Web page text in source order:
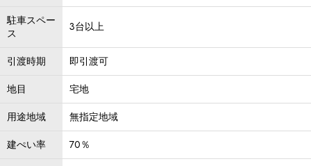
駐車スペー
ス
3台以上
引渡時期
即引渡可
地目
宅地
用途地域
無指定地域
建ぺい率
70％